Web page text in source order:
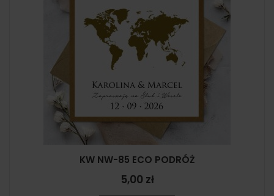
KW NW-85 ECO PODRÓŻ
5,00 zł